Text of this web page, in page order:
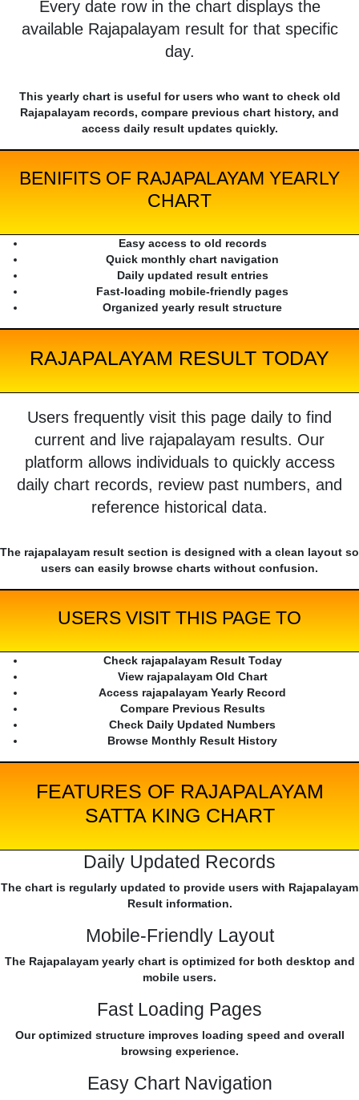
Every date row in the chart displays the
available Rajapalayam result for that specific
day.
This yearly chart is useful for users who want to check old
Rajapalayam records, compare previous chart history, and
access daily result updates quickly.
BENIFITS OF RAJAPALAYAM YEARLY
CHART
Easy access to old records
Quick monthly chart navigation
Daily updated result entries
Fast-loading mobile-friendly pages
Organized yearly result structure
RAJAPALAYAM RESULT TODAY
Users frequently visit this page daily to find
current and live rajapalayam results. Our
platform allows individuals to quickly access
daily chart records, review past numbers, and
reference historical data.
The rajapalayam result section is designed with a clean layout so
users can easily browse charts without confusion.
USERS VISIT THIS PAGE TO
Check rajapalayam Result Today
View rajapalayam Old Chart
Access rajapalayam Yearly Record
Compare Previous Results
Check Daily Updated Numbers
Browse Monthly Result History
FEATURES OF RAJAPALAYAM
SATTA KING CHART
Daily Updated Records
The chart is regularly updated to provide users with Rajapalayam
Result information.
Mobile-Friendly Layout
The Rajapalayam yearly chart is optimized for both desktop and
mobile users.
Fast Loading Pages
Our optimized structure improves loading speed and overall
browsing experience.
Easy Chart Navigation